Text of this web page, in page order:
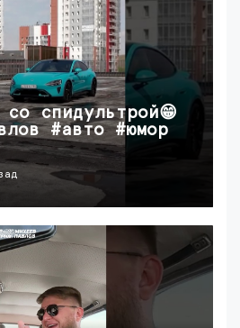
со спидультрой😁
#авто #юмор